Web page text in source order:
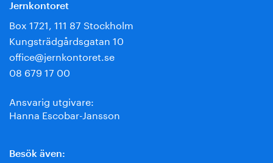
Jernkontoret
Box 1721, 111 87 Stockholm
Kungsträdgårdsgatan 10
office@jernkontoret.se
08 679 17 00
Ansvarig utgivare:
Hanna Escobar-Jansson
Besök även: